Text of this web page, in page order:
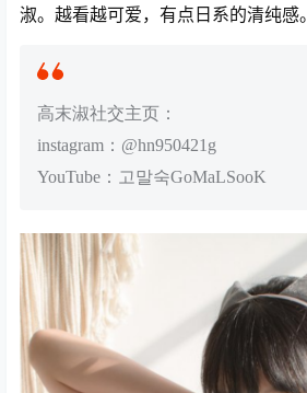
淑。越看越可爱，有点日系的清纯感。
高末淑社交主页：
instagram：@hn950421g
YouTube：고말숙GoMaLSooK